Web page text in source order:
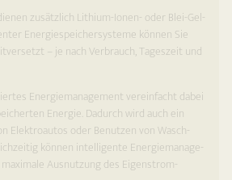
zusätzlich Lithium-Ionen- oder Blei-Gel-
Energiespeichersysteme können Sie
– je nach Verbrauch, Tageszeit und
Energiemanagement vereinfacht dabei
Energie. Dadurch wird auch ein
Elektroautos oder Benutzen von Wasch­
können intelligente Energiemanage­
Ausnutzung des Eigenstrom­